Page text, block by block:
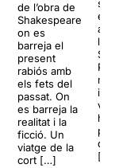
de l’obra de
Shakespeare
on es
barreja el
present
rabiós amb
els fets del
passat. On
es barreja la
realitat i la
ficció. Un
viatge de la
cort […]
sabut
amb
Show
del
[…]